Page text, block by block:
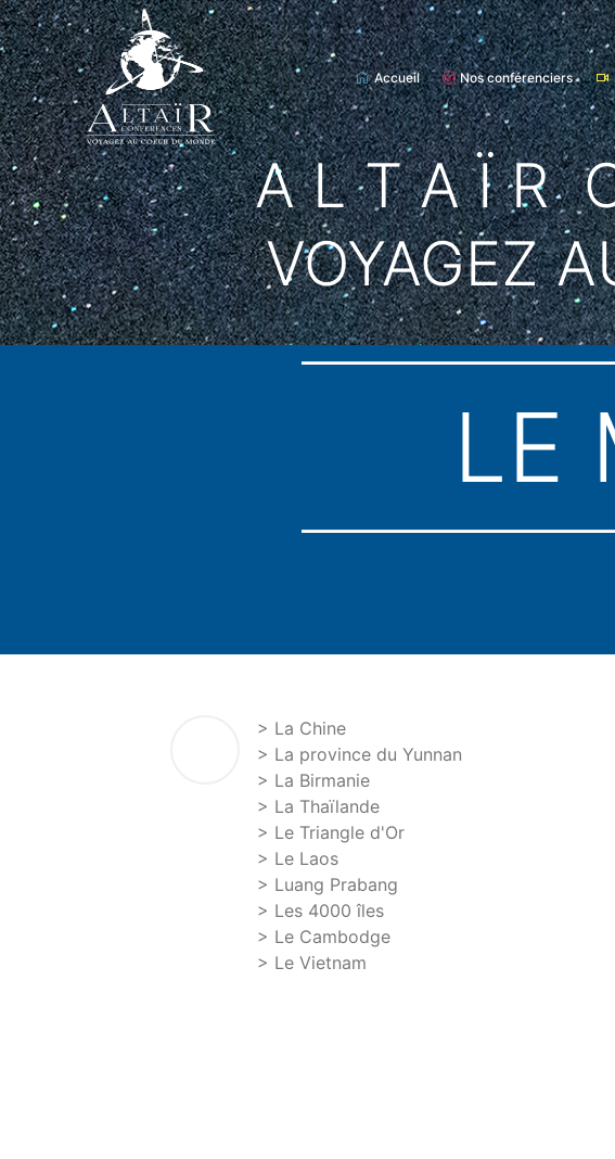
Accueil Nos conférenciers
A L T A Ï R
VOYAGEZ
LE
> La Chine
> La province du Yunnan
> La Birmanie
> La Thaïlande
> Le Triangle d'Or
> Le Laos
> Luang Prabang
> Les 4000 îles
> Le Cambodge
> Le Vietnam